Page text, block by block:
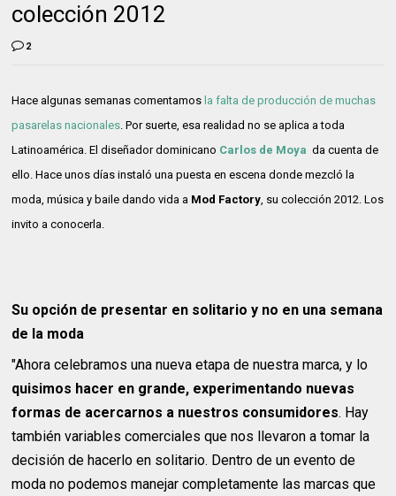
colección 2012
2
Hace algunas semanas comentamos la falta de producción de muchas
pasarelas nacionales. Por suerte, esa realidad no se aplica a toda
Latinoamérica. El diseñador dominicano Carlos de Moya da cuenta de
ello. Hace unos días instaló una puesta en escena donde mezcló la
moda, música y baile dando vida a Mod Factory, su colección 2012. Los
invito a conocerla.
Su opción de presentar en solitario y no en una semana
de la moda
"Ahora celebramos una nueva etapa de nuestra marca, y lo
quisimos hacer en grande, experimentando nuevas
formas de acercarnos a nuestros consumidores. Hay
también variables comerciales que nos llevaron a tomar la
decisión de hacerlo en solitario. Dentro de un evento de
moda no podemos manejar completamente las marcas que